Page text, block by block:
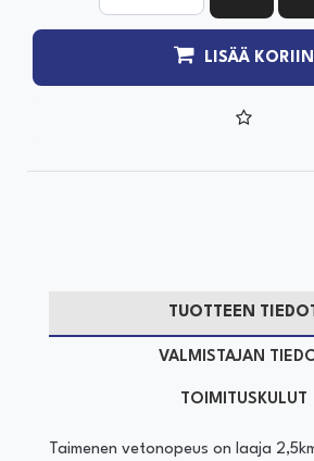
LISÄÄ KORIIN
TUOTTEEN TIEDOT
VALMISTAJAN
TOIMITUSKULUT
Taimenen vetonopeus on laaja